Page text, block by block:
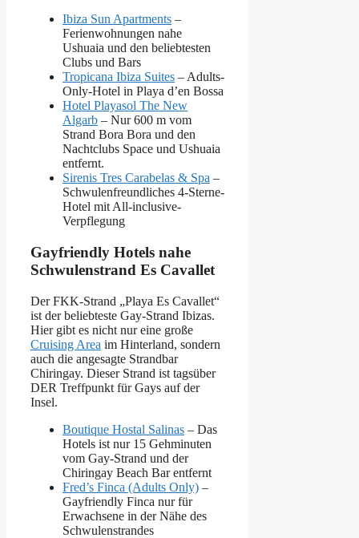
Ibiza Sun Apartments –
Ferienwohnungen nahe
Ushuaia und den beliebtesten
Clubs und Bars
Tropicana Ibiza Suites – Adults-
Only-Hotel in Playa d’en Bossa
Hotel Playasol The New
Algarb – Nur 600 m vom
Strand Bora Bora und den
Nachtclubs Space und Ushuaia
entfernt.
Sirenis Tres Carabelas & Spa –
Schwulenfreundliches 4-Sterne-
Hotel mit All-inclusive-
Verpflegung
Gayfriendly Hotels nahe
Schwulenstrand Es Cavallet
Der FKK-Strand „Playa Es Cavallet“
ist der beliebteste Gay-Strand Ibizas.
Hier gibt es nicht nur eine große
Cruising Area im Hinterland, sondern
auch die angesagte Strandbar
Chiringay. Dieser Strand ist tagsüber
DER Treffpunkt für Gays auf der
Insel.
Boutique Hostal Salinas – Das
Hotels ist nur 15 Gehminuten
vom Gay-Strand und der
Chiringay Beach Bar entfernt
Fred’s Finca (Adults Only) –
Gayfriendly Finca nur für
Erwachsene in der Nähe des
Schwulenstrandes